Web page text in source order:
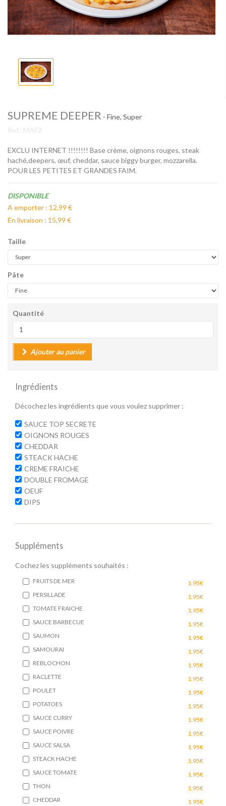
SUPREME DEEPER - Fine, Super
Ref.: MAF2
EXCLU INTERNET !!!!!!!! Base crème, oignons rouges, steak
haché,deepers, œuf, cheddar, sauce biggy burger, mozzarella.
POUR LES PETITES ET GRANDES FAIM.
Disponibilité:
DISPONIBLE
A emporter : 12,99 €
En livraison : 15,99 €
Taille
Pâte
Quantité
Ajouter au panier
Ingrédients
Décochez les ingrédients que vous voulez supprimer :
SAUCE TOP SECRETE
OIGNONS ROUGES
CHEDDAR
STEACK HACHE
CREME FRAICHE
DOUBLE FROMAGE
OEUF
DIPS
Suppléments
Cochez les suppléments souhaités :
FRUITS DE MER
1.95€
PERSILLADE
1.95€
TOMATE FRAICHE
1.95€
SAUCE BARBECUE
1.95€
SAUMON
1.95€
SAMOURAI
1.95€
REBLOCHON
1.95€
RACLETTE
1.95€
POULET
1.95€
POTATOES
1.95€
SAUCE CURRY
1.95€
SAUCE POIVRE
1.95€
SAUCE SALSA
1.95€
STEACK HACHE
1.95€
SAUCE TOMATE
1.95€
THON
1.95€
CHEDDAR
1.95€